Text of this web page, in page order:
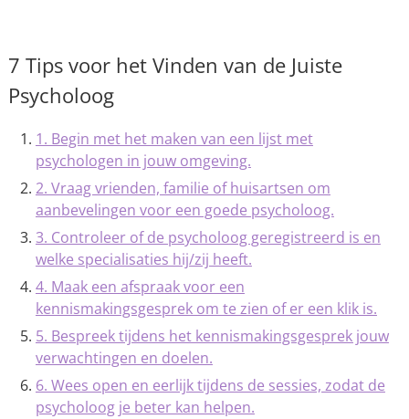
7 Tips voor het Vinden van de Juiste
Psycholoog
1. Begin met het maken van een lijst met
psychologen in jouw omgeving.
2. Vraag vrienden, familie of huisartsen om
aanbevelingen voor een goede psycholoog.
3. Controleer of de psycholoog geregistreerd is en
welke specialisaties hij/zij heeft.
4. Maak een afspraak voor een
kennismakingsgesprek om te zien of er een klik is.
5. Bespreek tijdens het kennismakingsgesprek jouw
verwachtingen en doelen.
6. Wees open en eerlijk tijdens de sessies, zodat de
psycholoog je beter kan helpen.